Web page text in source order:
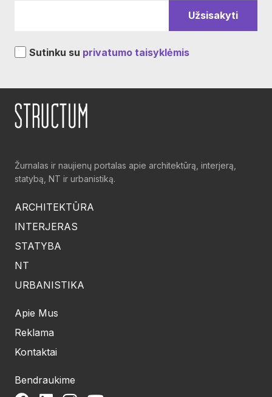
Sutinku su privatumo taisyklėmis
Žurnalas ir naujienų portalas apie architektūrą, interjerą,
statybą, NT ir urbanistiką.
ARCHITEKTŪRA
INTERJERAS
STATYBA
NT
URBANISTIKA
Apie Mus
Reklama
Kontaktai
Bendraukime